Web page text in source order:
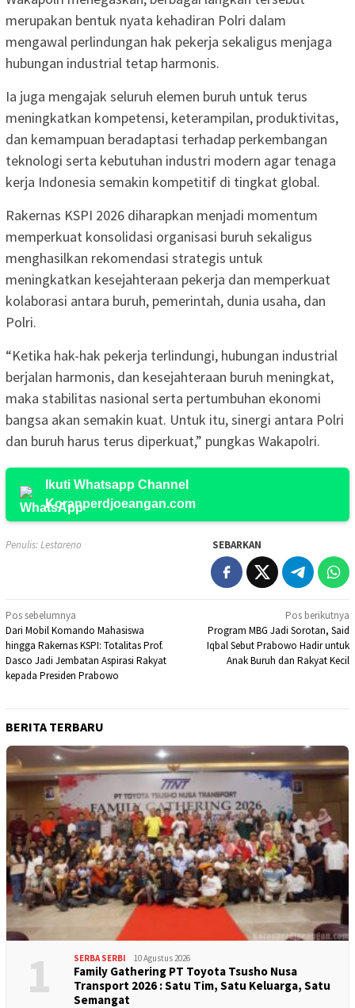
merupakan bentuk nyata kehadiran Polri dalam
mengawal perlindungan hak pekerja sekaligus menjaga
hubungan industrial tetap harmonis.
Ia juga mengajak seluruh elemen buruh untuk terus
meningkatkan kompetensi, keterampilan, produktivitas,
dan kemampuan beradaptasi terhadap perkembangan
teknologi serta kebutuhan industri modern agar tenaga
kerja Indonesia semakin kompetitif di tingkat global.
Rakernas KSPI 2026 diharapkan menjadi momentum
memperkuat konsolidasi organisasi buruh sekaligus
menghasilkan rekomendasi strategis untuk
meningkatkan kesejahteraan pekerja dan memperkuat
kolaborasi antara buruh, pemerintah, dunia usaha, dan
Polri.
“Ketika hak-hak pekerja terlindungi, hubungan industrial
berjalan harmonis, dan kesejahteraan buruh meningkat,
maka stabilitas nasional serta pertumbuhan ekonomi
bangsa akan semakin kuat. Untuk itu, sinergi antara Polri
dan buruh harus terus diperkuat,” pungkas Wakapolri.
Ikuti Whatsapp Channel
Koranperdjoeangan.com
Penulis: Lestareno SEBARKAN
Navigasi
pos
Pos sebelumnya
Dari Mobil Komando Mahasiswa
hingga Rakernas KSPI: Totalitas Prof.
Dasco Jadi Jembatan Aspirasi Rakyat
kepada Presiden Prabowo
Pos berikutnya
Program MBG Jadi Sorotan, Said
Iqbal Sebut Prabowo Hadir untuk
Anak Buruh dan Rakyat Kecil
BERITA TERBARU
1 SERBA SERBI 10 Agustus 2026
Family Gathering PT Toyota Tsusho Nusa
Transport 2026 : Satu Tim, Satu Keluarga, Satu
Semangat